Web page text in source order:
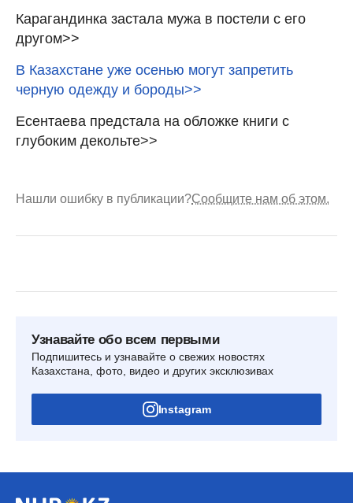
Карагандинка застала мужа в постели с его
другом>>
В Казахстане уже осенью могут запретить
черную одежду и бороды>>
Есентаева предстала на обложке книги с
глубоким декольте>>
Нашли ошибку в публикации?Сообщите нам об этом.
Узнавайте обо всем первыми
Подпишитесь и узнавайте о свежих новостях
Казахстана, фото, видео и других эксклюзивах
Instagram